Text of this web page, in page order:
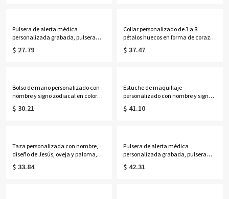
Pulsera de alerta médica
personalizada grabada, pulsera
ajustable de identificación médica
de contacto de emergencia, regalo
$ 27.79
Collar personalizado de 3 a 8
pétalos huecos en forma de corazón
con piedras de nacimiento y
nombres, delicada joyería floral
$ 37.47
Bolso de mano personalizado con
nombre y signo zodiacal en color
neón, bolso de playa de PVC
transparente con asas de cuerda,
$ 30.21
Estuche de maquillaje
personalizado con nombre y signo
zodiacal, espejo con luz LED de tres
colores, joyero de viaje, regalo de
$ 41.10
Taza personalizada con nombre,
diseño de Jesús, oveja y paloma,
taza de cerámica bicolor de 11
oz/15 oz para café o té con
$ 33.84
Pulsera de alerta médica
personalizada grabada, pulsera
ajustable de identificación médica
de contacto de emergencia, regalo
$ 42.31